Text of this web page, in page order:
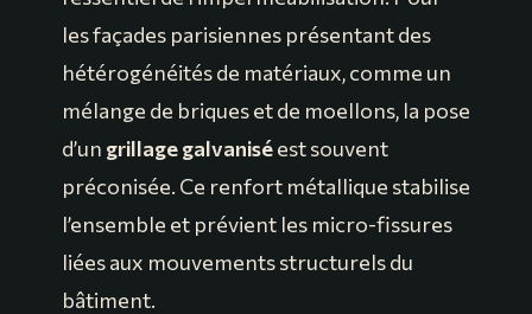
les façades parisiennes présentant des
hétérogénéités de matériaux, comme un
mélange de briques et de moellons, la pose
d’un grillage galvaniséest souvent
préconisée. Ce renfort métallique stabilise
l’ensemble et prévient les micro-fissures
liées aux mouvements structurels du
bâtiment.